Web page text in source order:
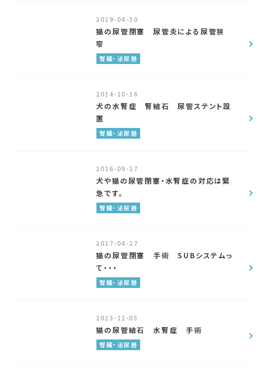
2019-04-30
猫の尿管閉塞 尿管炎による尿管狭
窄
腎臓・泌尿器
2014-10-16
犬の水腎症 腎結石 尿管ステント設
置
腎臓・泌尿器
2016-09-27
犬や猫の尿管閉塞・水腎症の対応は緊
急です。
腎臓・泌尿器
2017-04-27
猫の尿管閉塞 手術 SUBシステムっ
て・・・
腎臓・泌尿器
2023-12-05
猫の尿管結石 水腎症 手術
腎臓・泌尿器